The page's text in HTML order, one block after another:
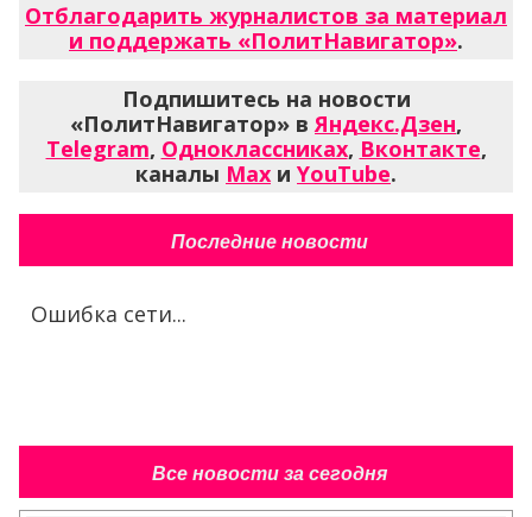
Отблагодарить журналистов за материал
и поддержать «ПолитНавигатор».
Подпишитесь на новости
«ПолитНавигатор» вЯндекс.Дзен,
Telegram, Одноклассниках, Вконтакте,
каналы Max и YouTube.
Последние новости
Ошибка сети...
Все новости за сегодня